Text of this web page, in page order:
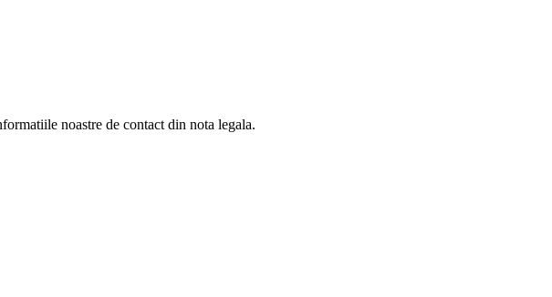
noastre de contact din nota legala.